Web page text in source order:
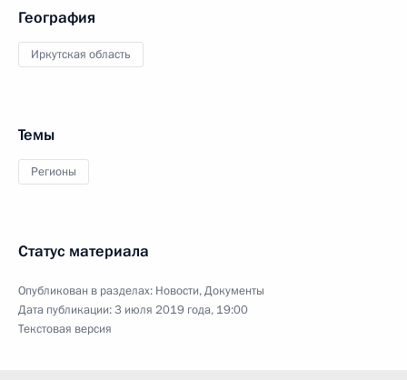
География
Иркутская область
Темы
Регионы
Статус материала
Опубликован в разделах: Новости,Документы
Дата публикации:3 июля 2019 года, 19:00
Текстовая версия